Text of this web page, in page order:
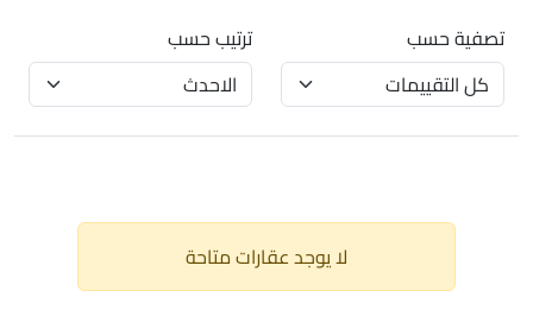
تصفية حسب
ترتيب حسب
لا يوجد عقارات متاحة